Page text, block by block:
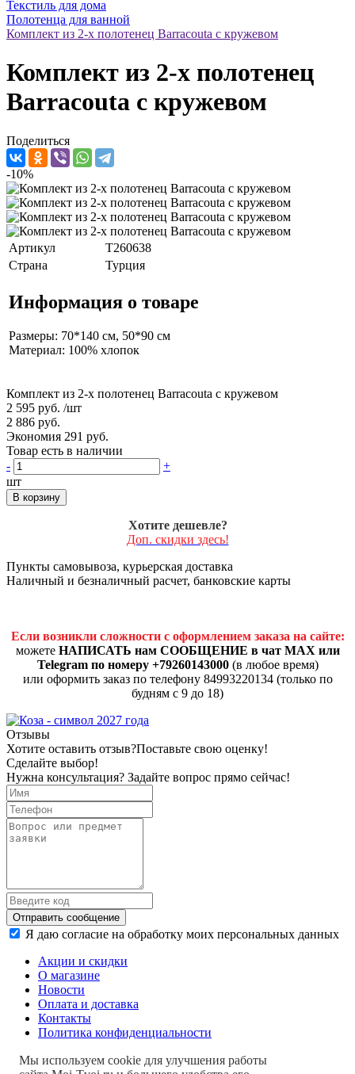
Текстиль для дома
Полотенца для ванной
Комплект из 2-х полотенец Barracouta с кружевом
Комплект из 2-х полотенец
Barracouta с кружевом
Поделиться
-10%
Артикул
T260638
Страна
Турция
Информация о товаре
Размеры: 70*140 см, 50*90 см
Материал: 100% хлопок
Комплект из 2-х полотенец Barracouta с кружевом
2 595 руб. /шт
2 886 руб.
Экономия 291 руб.
Товар есть в наличии
-
+
шт
В корзину
Хотите дешевле?
Доп. скидки здесь!
Пункты самовывоза, курьерская доставка
Наличный и безналичный расчет, банковские карты
Если возникли сложности с оформлением заказа на сайте:
можете НАПИСАТЬ нам СООБЩЕНИЕ в чат MAX или
Telegram по номеру +79260143000(в любое время)
или оформить заказ по телефону 84993220134 (только по
будням с 9 до 18)
Отзывы
Хотите оставить отзыв?Поставьте свою оценку!
Сделайте выбор!
Нужна консультация? Задайте вопрос прямо сейчас!
Отправить сообщение
Я даю согласие на обработку моих персональных данных
Акции и скидки
О магазине
Новости
Оплата и доставка
Контакты
Политика конфиденциальности
Мы используем cookie для улучшения работы